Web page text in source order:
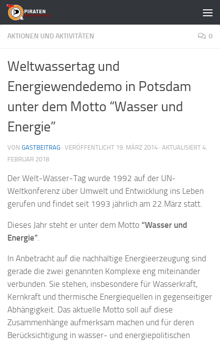
Zum Inhalt springen
AKTIONEN UND AKTIVITÄTEN 0
Weltwassertag und
Energiewendedemo in Potsdam
unter dem Motto “Wasser und
Energie”
VON GASTBEITRAG · VERÖFFENTLICHT 19. MÄRZ 2014 · AKTUALISIERT 4.
FEBRUAR 2018
Der Welt-Wasser-Tag wurde 1992 auf der UN-
Weltkonferenz über Umwelt und Entwicklung ins Leben
gerufen und findet seit 1993 jährlich am 22.März statt.
Dieses Jahr steht er unter dem Motto “Wasser und
Energie”
In Anbetracht auf die nachhaltige Energieerzeugung sind
gerade die zwei genannten Komplexe eng miteinander
verbunden. Sie stehen, insbesondere für Wasserkraft,
Kernkraft und thermische Energiequellen in gegenseitiger
Abhängigkeit. Das aktuelle Motto soll auf diese
Zusammenhänge aufmerksam machen und für deren
Berücksichtigung in wasser- und energiepolitischen